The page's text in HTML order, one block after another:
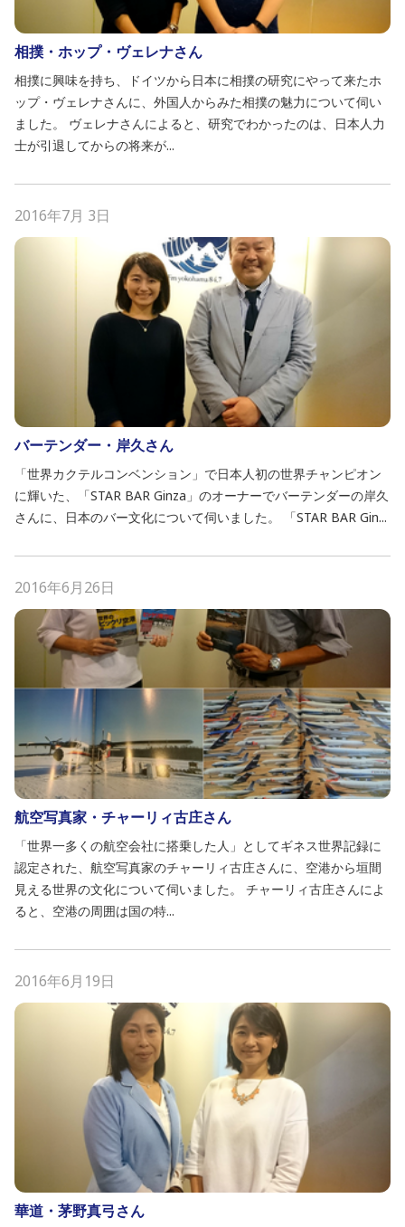
相撲・ホップ・ヴェレナさん
相撲に興味を持ち、ドイツから日本に相撲の研究にやって来たホ
ップ・ヴェレナさんに、外国人からみた相撲の魅力について伺い
ました。 ヴェレナさんによると、研究でわかったのは、日本人力
士が引退してからの将来が...
2016年7月 3日
バーテンダー・岸久さん
「世界カクテルコンベンション」で日本人初の世界チャンピオン
に輝いた、「STAR BAR Ginza」のオーナーでバーテンダーの岸久
さんに、日本のバー文化について伺いました。 「STAR BAR Gin...
2016年6月26日
航空写真家・チャーリィ古庄さん
「世界一多くの航空会社に搭乗した人」としてギネス世界記録に
認定された、航空写真家のチャーリィ古庄さんに、空港から垣間
見える世界の文化について伺いました。 チャーリィ古庄さんによ
ると、空港の周囲は国の特...
2016年6月19日
華道・茅野真弓さん